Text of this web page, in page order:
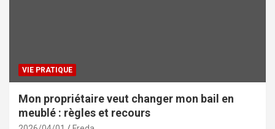
VIE PRATIQUE
Mon propriétaire veut changer mon bail en
meublé : règles et recours